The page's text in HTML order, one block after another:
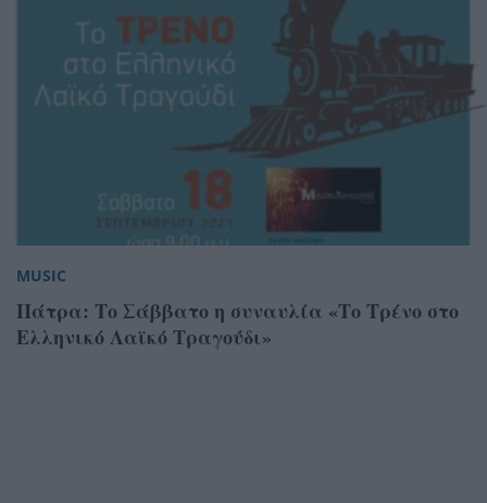
MUSIC
Πάτρα: Το Σάββατο η συναυλία «Το Τρένο στο
Ελληνικό Λαϊκό Τραγούδι»